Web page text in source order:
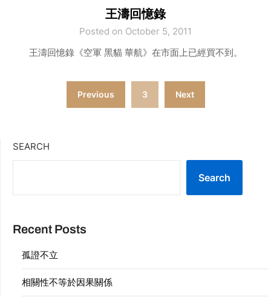
王濤回憶錄
Posted on October 5, 2011
王濤回憶錄《空軍 黑貓 華航》在市面上已經買不到。
pagination
Previous 3 Next
SEARCH
Search
Recent Posts
孤證不立
相關性不等於因果關係